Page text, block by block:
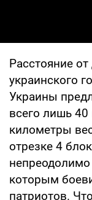
Расстояние
украинского
Украины
всего лишь 40
километры
отрезке 4
непреодолимо
которым
патриотов.